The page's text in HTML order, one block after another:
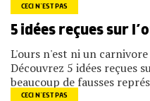
CECI N’EST PAS
5 idées reçues sur
L'ours n'est ni un
Découvrez 5 idées reçues
beaucoup de fausses
CECI N’EST PAS